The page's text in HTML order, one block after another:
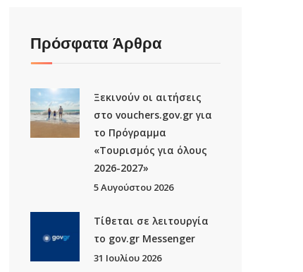
Πρόσφατα Άρθρα
Ξεκινούν οι αιτήσεις
στο vouchers.gov.gr για
το Πρόγραμμα
«Τουρισμός για όλους
2026-2027»
5 Αυγούστου 2026
Τίθεται σε λειτουργία
το gov.gr Μessenger
31 Ιουλίου 2026